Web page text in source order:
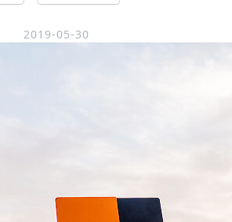
2019-05-30